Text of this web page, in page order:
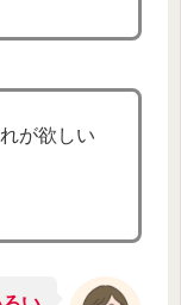
が欲しい